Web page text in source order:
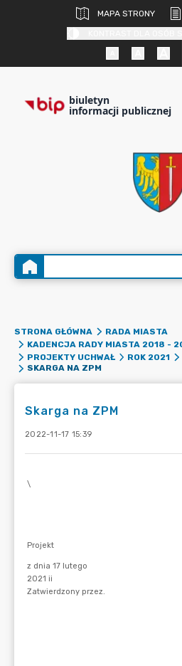
MAPA STRONY
biuletyn
informacji publicznej
STRONA GŁÓWNA
RADA MIASTA
KADENCJA RADY MIASTA 2018 -
PROJEKTY UCHWAŁ
ROK 2021
SKARGA NA ZPM
Skarga na ZPM
2022-11-17 15:39